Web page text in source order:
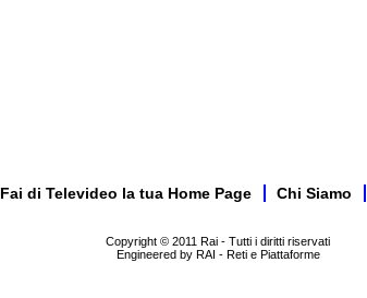
Fai di Televideo la tua Home Page Chi Siamo
Copyright © 2011 Rai - Tutti i diritti riservati
Engineered by RAI - Reti e Piattaforme